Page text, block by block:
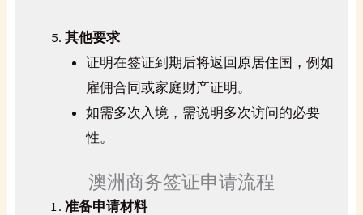
其他要求
证明在签证到期后将返回原居住国，例如
雇佣合同或家庭财产证明。
如需多次入境，需说明多次访问的必要
性。
澳洲商务签证申请流程
准备申请材料